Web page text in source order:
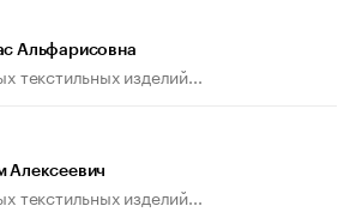
Альфарисовна
текстильных изделий...
Алексеевич
текстильных изделий...